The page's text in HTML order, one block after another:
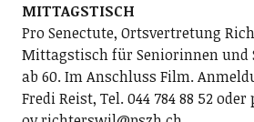
MITTAGSTISCH
Pro Senectute, Ortsvertretung
Mittagstisch für Seniorinnen und
ab 60. Im Anschluss Film.
Fredi Reist, Tel. 044 784 88 52